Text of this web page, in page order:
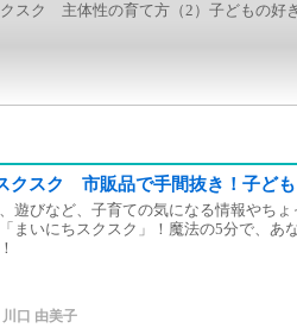
スク 主体性の育て方（2）子どもの好
クスク 市販品で手間抜き！子ど
遊びなど、子育ての気になる情報やち
まいにちスクスク」！魔法の5分で、あ
川口 由美子